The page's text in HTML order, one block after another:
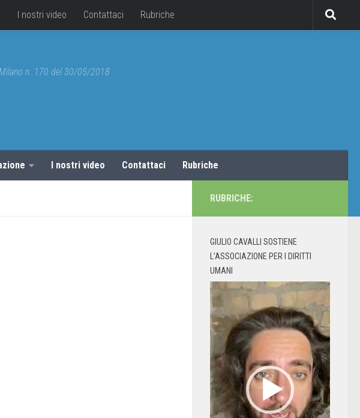
I nostri video Contattaci Rubriche
n. 170 del 30/05/2018
I nostri video Contattaci Rubriche
RUBRICHE:
GIULIO CAVALLI SOSTIENE
L’ASSOCIAZIONE PER I DIRITTI
UMANI
Video
Player